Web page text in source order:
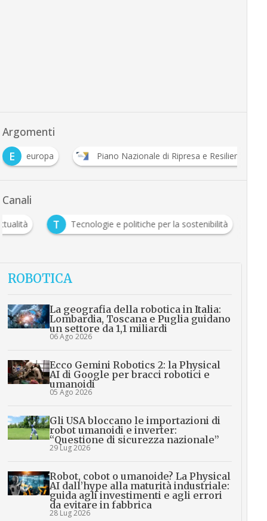
Argomenti
E europa Piano Nazionale di Ripresa e Resilienza
Canali
Attualità T Tecnologie e politiche per la sostenibilità
ROBOTICA
La geografia della robotica in Italia:
Lombardia, Toscana e Puglia guidano
un settore da 1,1 miliardi
06 Ago 2026
Ecco Gemini Robotics 2: la Physical
AI di Google per bracci robotici e
umanoidi
05 Ago 2026
Gli USA bloccano le importazioni di
robot umanoidi e inverter:
“Questione di sicurezza nazionale”
29 Lug 2026
Robot, cobot o umanoide? La Physical
AI dall’hype alla maturità industriale:
guida agli investimenti e agli errori
da evitare in fabbrica
28 Lug 2026